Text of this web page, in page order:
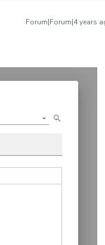
Forum|Forum|4 years